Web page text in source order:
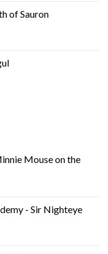
of Sauron
Mouse on the
- Sir Nighteye